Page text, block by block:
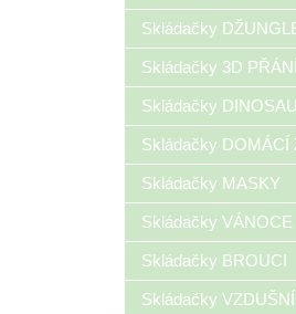
Skládačky
Skládačky 3D PŘÁNÍ
Skládačky
Skládačky DOMÁCÍ
Skládačky MASKY
Skládačky VÁNOCE
Skládačky BROUCI
Skládačky